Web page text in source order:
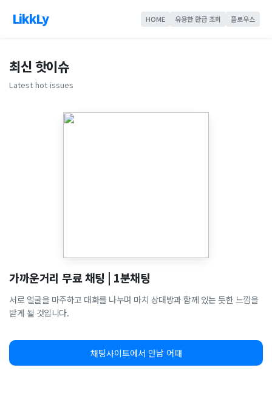
LikkLy HOME 유용한 환급 조회 플로우스
최신 핫이슈
Latest hot issues
가까운거리 무료 채팅 | 1분채팅
서로 얼굴을 마주하고 대화를 나누며 마치 상대방과 함께 있는 듯한 느낌을
받게 될 것입니다.
채팅사이트에서 만남 어때